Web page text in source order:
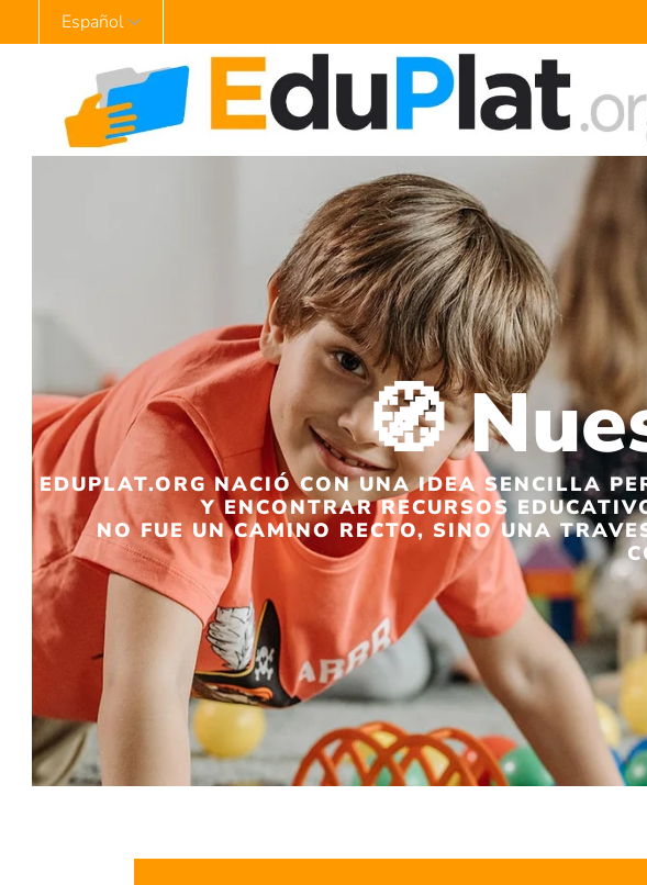
🧭
EDUPLAT.ORGNACIÓ CON UNA IDEA SENCILLA
Y ENCONTRAR RECURSOS
NO FUE UN CAMINO RECTO, SINO UNA